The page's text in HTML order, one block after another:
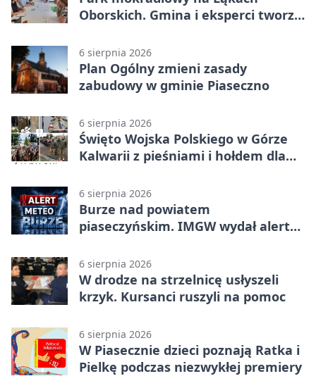
Oborskich. Gmina i eksperci tworzą
6 sierpnia 2026
Plan Ogólny zmieni zasady
zabudowy w gminie Piaseczno
6 sierpnia 2026
Święto Wojska Polskiego w Górze
Kalwarii z pieśniami i hołdem dla
6 sierpnia 2026
Burze nad powiatem
piaseczyńskim. IMGW wydał alert
6 sierpnia 2026
W drodze na strzelnicę usłyszeli
krzyk. Kursanci ruszyli na pomoc
6 sierpnia 2026
W Piasecznie dzieci poznają Ratka i
Pielkę podczas niezwykłej premiery